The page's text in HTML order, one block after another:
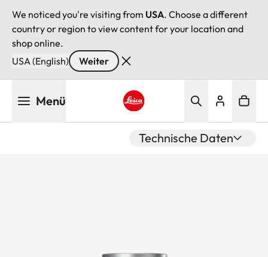
We noticed you're visiting from USA. Choose a different
country or region to view content for your location and
shop online.
USA (English)
Weiter
Menü
Technische Daten